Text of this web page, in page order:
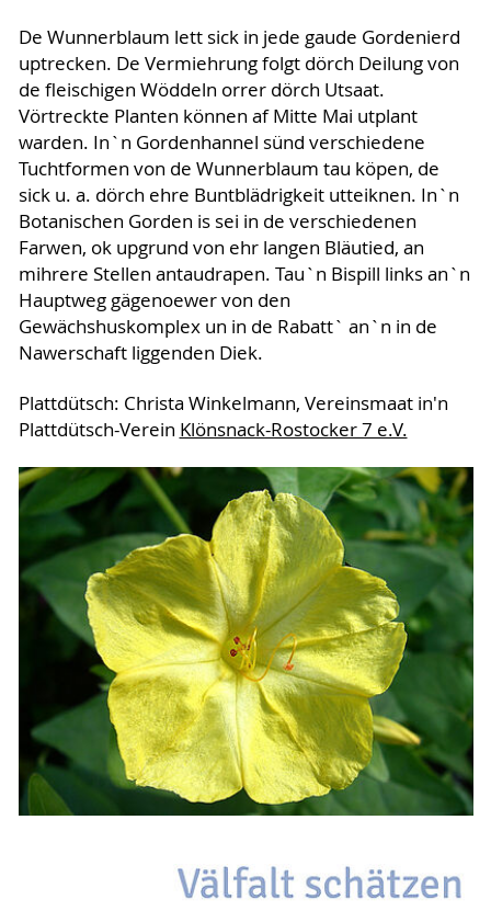
De Wunnerblaum lett sick in jede gaude Gordenierd
uptrecken. De Vermiehrung folgt dörch Deilung von
de fleischigen Wöddeln orrer dörch Utsaat.
Vörtreckte Planten können af Mitte Mai utplant
warden. In`n Gordenhannel sünd verschiedene
Tuchtformen von de Wunnerblaum tau köpen, de
sick u. a. dörch ehre Buntblädrigkeit utteiknen. In`n
Botanischen Gorden is sei in de verschiedenen
Farwen, ok upgrund von ehr langen Bläutied, an
mihrere Stellen antaudrapen. Tau`n Bispill links an`n
Hauptweg gägenoewer von den
Gewächshuskomplex un in de Rabatt` an`n in de
Nawerschaft liggenden Diek.
Plattdütsch: Christa Winkelmann, Vereinsmaat in'n
Plattdütsch-Verein Klönsnack-Rostocker 7 e.V.